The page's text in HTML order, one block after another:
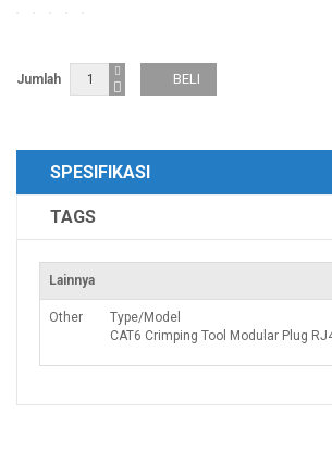
Jumlah
SPESIFIKASI
TAGS
Lainnya
Other
Type/Model
CAT6 Crimping Tool Modular Plug